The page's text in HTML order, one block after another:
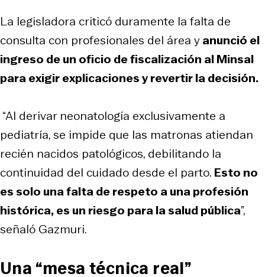
La legisladora criticó duramente la falta de
consulta con profesionales del área yanunció el
ingreso de un oficio de fiscalización al Minsal
para exigir explicaciones y revertir la decisión.
“Al derivar neonatología exclusivamente a
pediatría, se impide que las matronas atiendan
recién nacidos patológicos, debilitando la
continuidad del cuidado desde el parto. Esto no
es solo una falta de respeto a una profesión
histórica, es un riesgo para la salud pública”,
señaló Gazmuri.
Una “mesa técnica real”